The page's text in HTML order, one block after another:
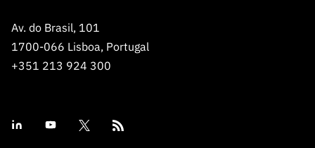
Av. do Brasil, 101
1700-066 Lisboa, Portugal
+351 213 924 300